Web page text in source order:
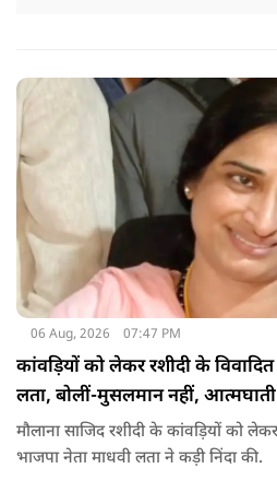
06 Aug, 2026 07:47 PM
कांवड़ियों को लेकर रशीदी के
लता, बोलीं-मुसलमान नहीं,
मौलाना साजिद रशीदी के कांवड़ियों को
भाजपा नेता माधवी लता ने कड़ी निंदा की.